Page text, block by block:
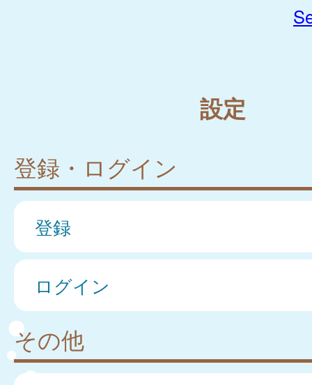
設定
登録・ログイン
登録
ログイン
その他